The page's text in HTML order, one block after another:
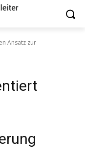
Ansatz zur